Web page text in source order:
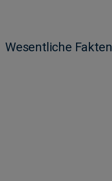
Wesentliche Fakten